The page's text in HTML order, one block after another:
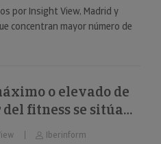
por Insight View, Madrid y
concentran mayor número de
o elevado de
fitness se sitúa
Iberinform